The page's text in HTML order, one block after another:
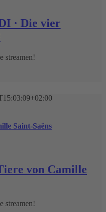
· Die vier
streamen!
Saint-Saëns
von Camille
streamen!